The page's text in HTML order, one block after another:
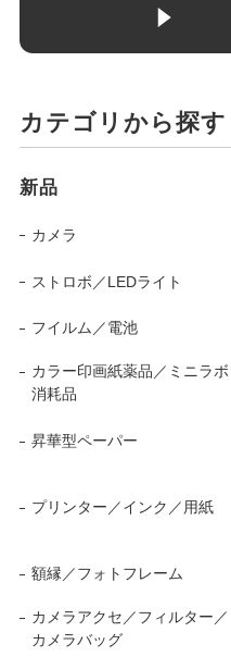
カテゴリから探す
新品
カメラ
ストロボ／LEDライト
フイルム／電池
カラー印画紙薬品／ミニラボ
消耗品
昇華型ペーパー
プリンター／インク／用紙
額縁／フォトフレーム
カメラアクセ／フィルター／
カメラバッグ